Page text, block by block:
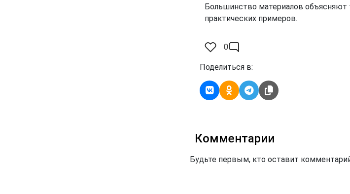
Большинство материалов объясняют
практических примеров.
0
Поделиться в:
Комментарии
Будьте первым, кто оставит